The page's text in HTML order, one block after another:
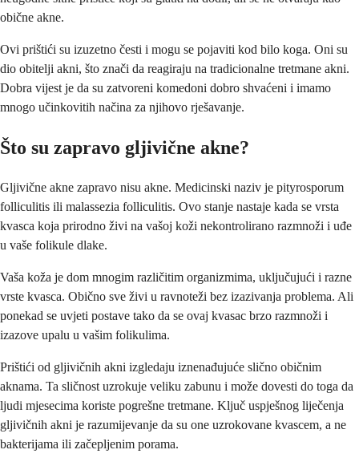
obične akne.
Ovi prištići su izuzetno česti i mogu se pojaviti kod bilo koga. Oni su
dio obitelji akni, što znači da reagiraju na tradicionalne tretmane akni.
Dobra vijest je da su zatvoreni komedoni dobro shvaćeni i imamo
mnogo učinkovitih načina za njihovo rješavanje.
Što su zapravo gljivične akne?
Gljivične akne zapravo nisu akne. Medicinski naziv je pityrosporum
folliculitis ili malassezia folliculitis. Ovo stanje nastaje kada se vrsta
kvasca koja prirodno živi na vašoj koži nekontrolirano razmnoži i uđe
u vaše folikule dlake.
Vaša koža je dom mnogim različitim organizmima, uključujući i razne
vrste kvasca. Obično sve živi u ravnoteži bez izazivanja problema. Ali
ponekad se uvjeti postave tako da se ovaj kvasac brzo razmnoži i
izazove upalu u vašim folikulima.
Prištići od gljivičnih akni izgledaju iznenađujuće slično običnim
aknama. Ta sličnost uzrokuje veliku zabunu i može dovesti do toga da
ljudi mjesecima koriste pogrešne tretmane. Ključ uspješnog liječenja
gljivičnih akni je razumijevanje da su one uzrokovane kvascem, a ne
bakterijama ili začepljenim porama.